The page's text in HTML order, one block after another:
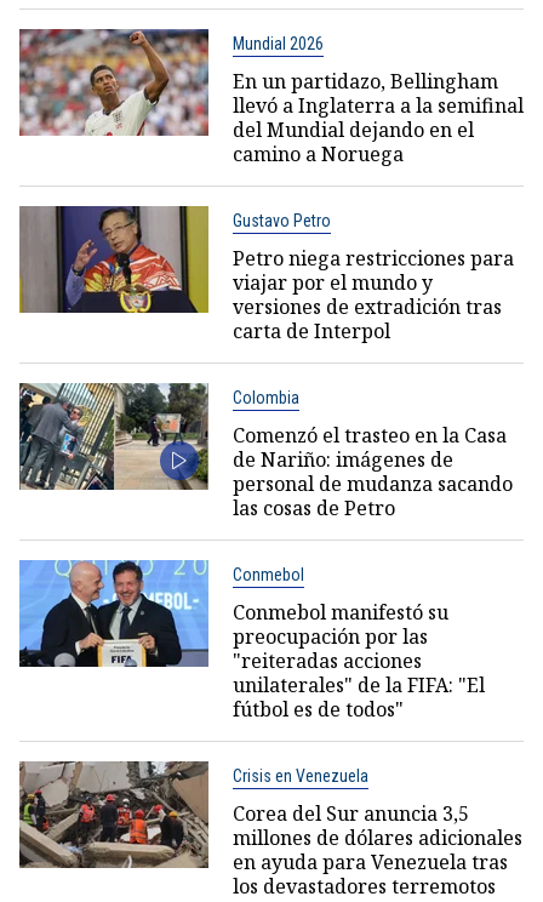
Mundial 2026
En un partidazo, Bellingham
llevó a Inglaterra a la semifinal
del Mundial dejando en el
camino a Noruega
Gustavo Petro
Petro niega restricciones para
viajar por el mundo y
versiones de extradición tras
carta de Interpol
Colombia
Comenzó el trasteo en la Casa
de Nariño: imágenes de
personal de mudanza sacando
las cosas de Petro
Conmebol
Conmebol manifestó su
preocupación por las
"reiteradas acciones
unilaterales" de la FIFA: "El
fútbol es de todos"
Crisis en Venezuela
Corea del Sur anuncia 3,5
millones de dólares adicionales
en ayuda para Venezuela tras
los devastadores terremotos